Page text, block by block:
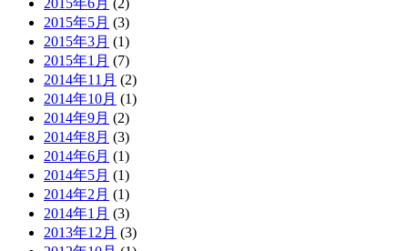
2015年6月 (2)
2015年5月 (3)
2015年3月 (1)
2015年1月 (7)
2014年11月 (2)
2014年10月 (1)
2014年9月 (2)
2014年8月 (3)
2014年6月 (1)
2014年5月 (1)
2014年2月 (1)
2014年1月 (3)
2013年12月 (3)